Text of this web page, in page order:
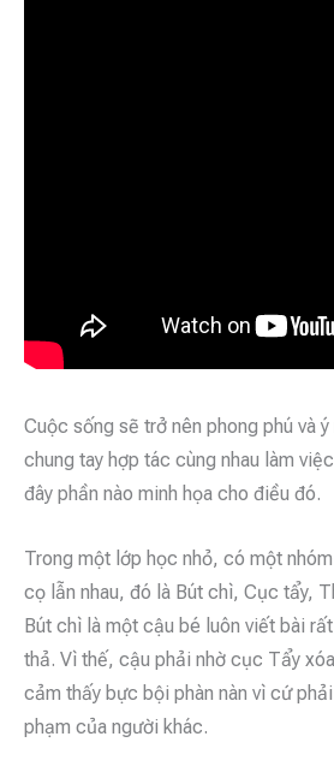
Cuộc sống sẽ trở nên phong phú và
chung tay hợp tác cùng nhau làm
đây phần nào minh họa cho điều đó.
Trong một lớp học nhỏ, có một
cọ lẫn nhau, đó là Bút chì, Cục tẩy,
Bút chì là một cậu bé luôn viết bài
thả. Vì thế, cậu phải nhờ cục Tẩy
cảm thấy bực bội phàn nàn vì cứ
phạm của người khác.